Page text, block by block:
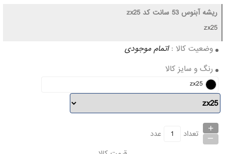
ریشه آبنوس 53 سانت کد zx25
zx25
وضعیت کالا :اتمام موجودی
رنگ و سایز کالا
zx25
تعداد
+
_
عدد